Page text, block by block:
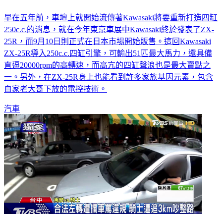
早在五年前，車壇上就開始流傳著Kawasaki將要重新打造四缸
250c.c.的消息，就在今年東京車展中Kawasaki終於發表了ZX-
25R，而9月10日則正式在日本市場開始販售。這回Kawasaki
ZX-25R導入250c.c.四缸引擎，可輸出51匹最大馬力，還具備
直逼20000rpm的高轉速，而高亢的四缸聲浪也是最大賣點之
一。另外，在ZX-25R身上也能看到許多家族基因元素，包含
自家老大哥下放的電控技術。
汽車